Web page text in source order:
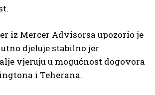
iz Mercer Advisorsa upozorio je
djeluje stabilno jer
vjeruju u mogućnost dogovora
i Teherana.